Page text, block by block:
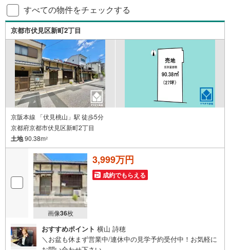
すべての物件をチェックする
京都市伏見区新町2丁目
京阪本線 「伏見桃山」駅 徒歩5分
京都府京都市伏見区新町2丁目
土地90.38m2
画像36枚
3,999万円
成約でもらえる
おすすめポイント 横山 詩穂
＼お盆も休まず営業中/連休中の見学予約受付中！お気軽に